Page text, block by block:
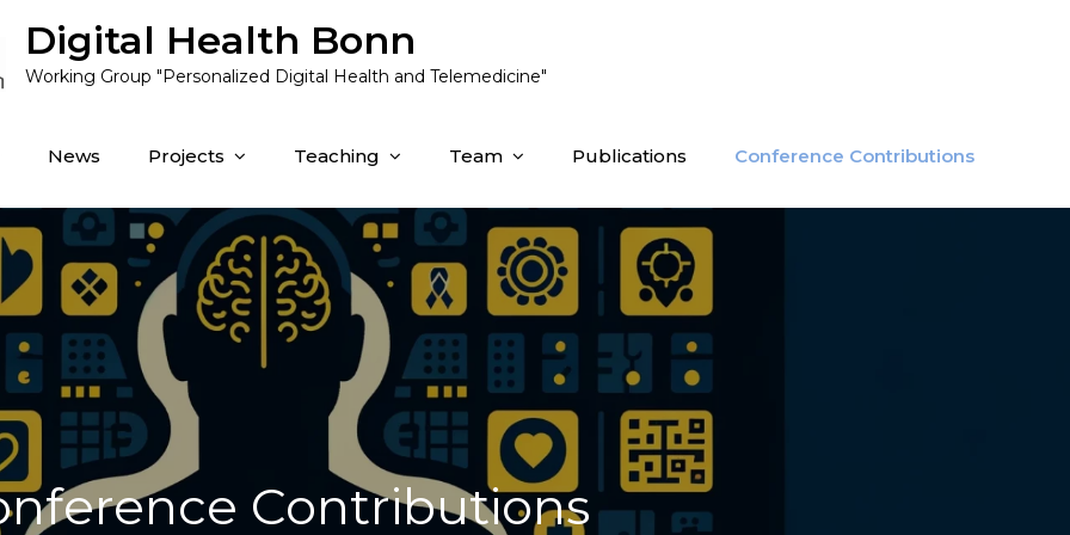
Digital Health Bonn
Working Group "Personalized Digital Health and Telemedicine"
News Projects Teaching Team Publications Conference Contributions
Contributions